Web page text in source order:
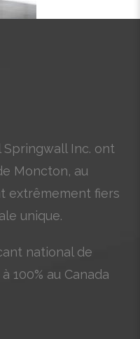
Inc. ont
Moncton, au
extrêmement fiers
unique.
national de
100% au Canada